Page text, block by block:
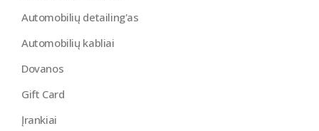
Automobilių detailing'as
Automobilių kabliai
Dovanos
Gift Card
Įrankiai